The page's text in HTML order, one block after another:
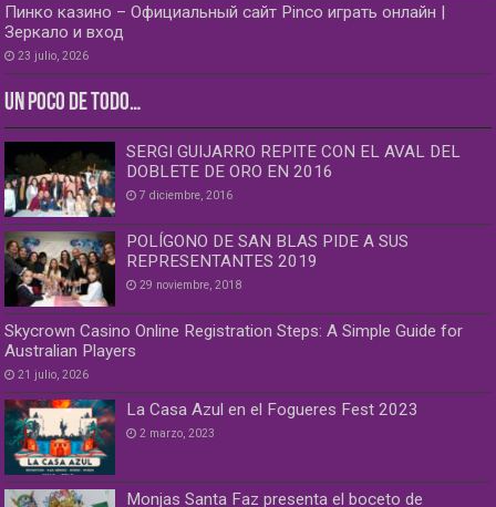
Пинко казино – Официальный сайт Pinco играть онлайн |
Зеркало и вход
23 julio, 2026
UN POCO DE TODO…
SERGI GUIJARRO REPITE CON EL AVAL DEL
DOBLETE DE ORO EN 2016
7 diciembre, 2016
POLÍGONO DE SAN BLAS PIDE A SUS
REPRESENTANTES 2019
29 noviembre, 2018
Skycrown Casino Online Registration Steps: A Simple Guide for
Australian Players
21 julio, 2026
La Casa Azul en el Fogueres Fest 2023
2 marzo, 2023
Monjas Santa Faz presenta el boceto de